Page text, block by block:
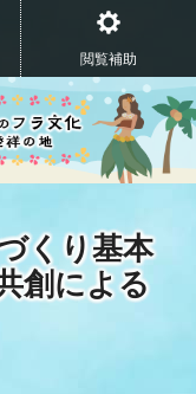
閲覧補助
くり基本
創による